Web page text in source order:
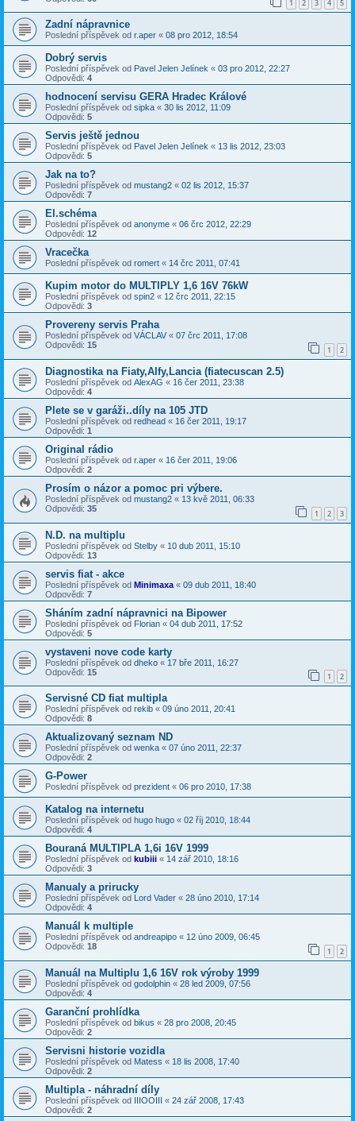
1 2 3 4 5
Zadní nápravnice
Poslední příspěvek od r.aper « 08 pro 2012, 18:54
Dobrý servis
Poslední příspěvek od Pavel Jelen Jelínek « 03 pro 2012, 22:27
Odpovědi: 4
hodnocení servisu GERA Hradec Králové
Poslední příspěvek od sipka « 30 lis 2012, 11:09
Odpovědi: 5
Servis ještě jednou
Poslední příspěvek od Pavel Jelen Jelínek « 13 lis 2012, 23:03
Odpovědi: 5
Jak na to?
Poslední příspěvek od mustang2 « 02 lis 2012, 15:37
Odpovědi: 7
El.schéma
Poslední příspěvek od anonyme « 06 črc 2012, 22:29
Odpovědi: 12
Vracečka
Poslední příspěvek od romert « 14 črc 2011, 07:41
Kupim motor do MULTIPLY 1,6 16V 76kW
Poslední příspěvek od spin2 « 12 črc 2011, 22:15
Odpovědi: 3
Provereny servis Praha
Poslední příspěvek od VÁCLAV « 07 črc 2011, 17:08
Odpovědi: 15 1 2
Diagnostika na Fiaty,Alfy,Lancia (fiatecuscan 2.5)
Poslední příspěvek od AlexAG « 16 čer 2011, 23:38
Odpovědi: 4
Plete se v garáži..díly na 105 JTD
Poslední příspěvek od redhead « 16 čer 2011, 19:17
Odpovědi: 1
Original rádio
Poslední příspěvek od r.aper « 16 čer 2011, 19:06
Odpovědi: 2
Prosím o názor a pomoc pri výbere.
Poslední příspěvek od mustang2 « 13 kvě 2011, 06:33
Odpovědi: 35 1 2 3
N.D. na multiplu
Poslední příspěvek od Stelby « 10 dub 2011, 15:10
Odpovědi: 13
servis fiat - akce
Poslední příspěvek od Minimaxa « 09 dub 2011, 18:40
Odpovědi: 7
Sháním zadní nápravnici na Bipower
Poslední příspěvek od Florian « 04 dub 2011, 17:52
Odpovědi: 5
vystaveni nove code karty
Poslední příspěvek od dheko « 17 bře 2011, 16:27
Odpovědi: 15 1 2
Servisné CD fiat multipla
Poslední příspěvek od rekib « 09 úno 2011, 20:41
Odpovědi: 8
Aktualizovaný seznam ND
Poslední příspěvek od wenka « 07 úno 2011, 22:37
Odpovědi: 2
G-Power
Poslední příspěvek od prezident « 06 pro 2010, 17:38
Katalog na internetu
Poslední příspěvek od hugo hugo « 02 říj 2010, 18:44
Odpovědi: 4
Bouraná MULTIPLA 1,6i 16V 1999
Poslední příspěvek od kubiii « 14 zář 2010, 18:16
Odpovědi: 3
Manualy a prirucky
Poslední příspěvek od Lord Vader « 28 úno 2010, 17:14
Odpovědi: 4
Manuál k multiple
Poslední příspěvek od andreapipo « 12 úno 2009, 06:45
Odpovědi: 18 1 2
Manuál na Multiplu 1,6 16V rok výroby 1999
Poslední příspěvek od godolphin « 28 led 2009, 07:56
Odpovědi: 4
Garanční prohlídka
Poslední příspěvek od bikus « 28 pro 2008, 20:45
Odpovědi: 2
Servisni historie vozidla
Poslední příspěvek od Matess « 18 lis 2008, 17:40
Odpovědi: 2
Multipla - náhradní díly
Poslední příspěvek od IIIOOIII « 24 zář 2008, 17:43
Odpovědi: 2